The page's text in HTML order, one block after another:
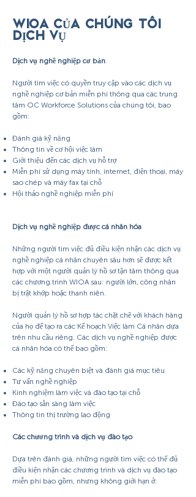
WIOA CỦA CHÚNG TÔI
DỊCH VỤ
Dịch vụ nghề nghiệp cơ bản
Người tìm việc có quyền truy cập vào các dịch vụ
nghề nghiệp cơ bản miễn phí thông qua các trung
tâm OC Workforce Solutions của chúng tôi, bao
gồm:
Đánh giá kỹ năng
Thông tin về cơ hội việc làm
Giới thiệu đến các dịch vụ hỗ trợ
Miễn phí sử dụng máy tính, internet, điện thoại, máy
sao chép và máy fax tại chỗ
Hội thảo nghề nghiệp miễn phí
Dịch vụ nghề nghiệp được cá nhân hóa
Những người tìm việc đủ điều kiện nhận các dịch vụ
nghề nghiệp cá nhân chuyên sâu hơn sẽ được kết
hợp với một người quản lý hồ sơ tận tâm thông qua
các chương trình WIOA sau: người lớn, công nhân
bị trật khớp hoặc thanh niên.
Người quản lý hồ sơ hợp tác chặt chẽ với khách hàng
của họ để tạo ra các Kế hoạch Việc làm Cá nhân dựa
trên nhu cầu riêng. Các dịch vụ nghề nghiệp được
cá nhân hóa có thể bao gồm:
Các kỹ năng chuyên biệt và đánh giá mục tiêu
Tư vấn nghề nghiệp
Kinh nghiệm làm việc và đào tạo tại chỗ
Đào tạo sẵn sàng làm việc
Thông tin thị trường lao động
Các chương trình và dịch vụ đào tạo
Dựa trên đánh giá, những người tìm việc có thể đủ
điều kiện nhận các chương trình và dịch vụ đào tạo
miễn phí bao gồm, nhưng không giới hạn ở: